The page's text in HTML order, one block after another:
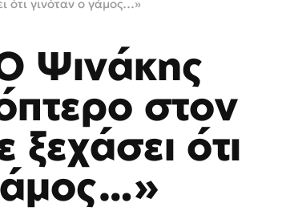
ότι γινόταν ο γάμος…»
Ψινάκης
στον
ξεχάσει ότι